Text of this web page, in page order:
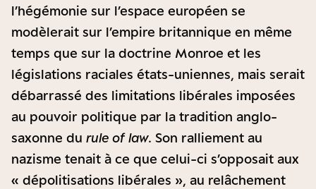
l’hégémonie sur l’espace européen se
modèlerait sur l’empire britannique en même
temps que sur la doctrine Monroe et les
législations raciales états-uniennes, mais serait
débarrassé des limitations libérales imposées
au pouvoir politique par la tradition anglo-
saxonne du rule of law. Son ralliement au
nazisme tenait à ce que celui-ci s’opposait aux
« dépolitisations libérales », au relâchement